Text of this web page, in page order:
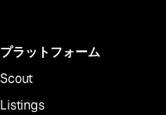
プラットフォーム
Scout
Listings